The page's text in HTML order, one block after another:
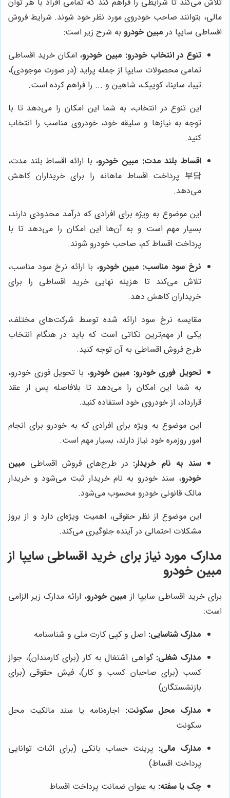
مالی، بتوانند صاحب خودروی مورد نظر خود شوند. شرایط فروش
اقساطی سایپا در مبین خودرو به شرح زیر است:
تنوع در انتخاب خودرو: مبین خودرو، امکان خرید اقساطی
تمامی محصولات سایپا از جمله پراید (در صورت موجودی)،
تیبا، ساینا، کوییک، شاهین و ... را فراهم کرده است.
این تنوع در انتخاب، به شما این امکان را می‌دهد تا با
توجه به نیازها و سلیقه خود، خودروی مناسب را انتخاب
کنید.
اقساط بلند مدت: مبین خودرو، با ارائه اقساط بلند مدت،
부담 پرداخت اقساط ماهانه را برای خریداران کاهش
می‌دهد.
این موضوع به ویژه برای افرادی که درآمد محدودی دارند،
بسیار مهم است و به آن‌ها این امکان را می‌دهد تا با
پرداخت اقساط کم، صاحب خودرو شوند.
نرخ سود مناسب: مبین خودرو، با ارائه نرخ سود مناسب،
تلاش می‌کند تا هزینه نهایی خرید اقساطی را برای
خریداران کاهش دهد.
مقایسه نرخ سود ارائه شده توسط شرکت‌های مختلف،
یکی از مهم‌ترین نکاتی است که باید در هنگام انتخاب
طرح فروش اقساطی به آن توجه کنید.
تحویل فوری خودرو: مبین خودرو، با تحویل فوری خودرو،
به شما این امکان را می‌دهد تا بلافاصله پس از عقد
قرارداد، از خودروی خود استفاده کنید.
این موضوع به ویژه برای افرادی که به خودرو برای انجام
امور روزمره خود نیاز دارند، بسیار مهم است.
سند به نام خریدار: در طرح‌های فروش اقساطی مبین
خودرو، سند خودرو به نام خریدار ثبت می‌شود و خریدار
مالک قانونی خودرو محسوب می‌شود.
این موضوع از نظر حقوقی، اهمیت ویژه‌ای دارد و از بروز
مشکلات احتمالی در آینده جلوگیری می‌کند.
مدارک مورد نیاز برای خرید اقساطی سایپا از
مبین خودرو
برای خرید اقساطی سایپا از مبین خودرو، ارائه مدارک زیر الزامی
است:
مدارک شناسایی: اصل و کپی کارت ملی و شناسنامه
مدارک شغلی: گواهی اشتغال به کار (برای کارمندان)، جواز
کسب (برای صاحبان کسب و کار)، فیش حقوقی (برای
بازنشستگان)
مدارک محل سکونت: اجاره‌نامه یا سند مالکیت محل
سکونت
مدارک مالی: پرینت حساب بانکی (برای اثبات توانایی
پرداخت اقساط)
چک یا سفته: به عنوان ضمانت پرداخت اقساط